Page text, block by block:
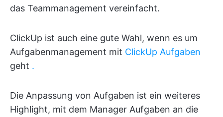
das Teammanagement vereinfacht.
ClickUp ist auch eine gute Wahl, wenn es um
Aufgabenmanagement mit ClickUp Aufgaben
geht .
Die Anpassung von Aufgaben ist ein weiteres
Highlight, mit dem Manager Aufgaben an die